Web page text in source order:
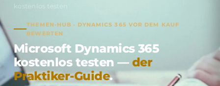
kostenlos testen
THEMEN-HUB · DYNAMICS 365 VOR DEM KAUF
BEWERTEN
Microsoft Dynamics 365
kostenlos testen — der
Praktiker-Guide.